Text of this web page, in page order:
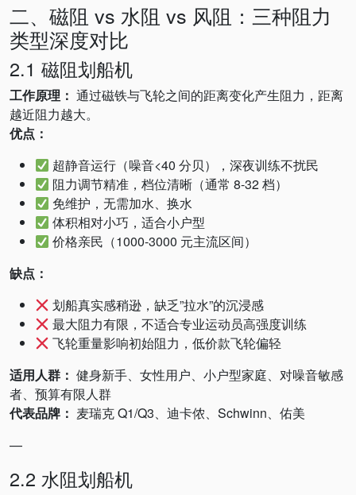
二、磁阻 vs 水阻 vs 风阻：三种阻力
类型深度对比
2.1 磁阻划船机
工作原理： 通过磁铁与飞轮之间的距离变化产生阻力，距离
越近阻力越大。
优点：
超静音运行（噪音<40 分贝），深夜训练不扰民
阻力调节精准，档位清晰（通常 8-32 档）
免维护，无需加水、换水
体积相对小巧，适合小户型
价格亲民（1000-3000 元主流区间）
缺点：
划船真实感稍逊，缺乏”拉水”的沉浸感
最大阻力有限，不适合专业运动员高强度训练
飞轮重量影响初始阻力，低价款飞轮偏轻
适用人群： 健身新手、女性用户、小户型家庭、对噪音敏感
者、预算有限人群
代表品牌： 麦瑞克 Q1/Q3、迪卡侬、Schwinn、佑美
—
2.2 水阻划船机